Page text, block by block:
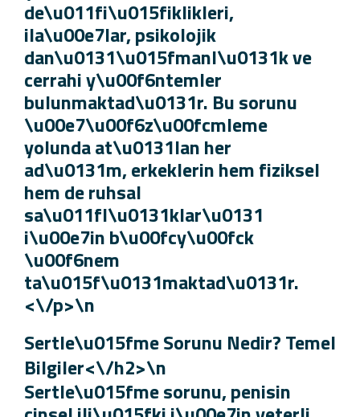
de\u011fi\u015fiklikleri,
ila\u00e7lar, psikolojik
dan\u0131\u015fmanl\u0131k ve
cerrahi y\u00f6ntemler
bulunmaktad\u0131r. Bu sorunu
\u00e7\u00f6z\u00fcmleme
yolunda at\u0131lan her
ad\u0131m, erkeklerin hem fiziksel
hem de ruhsal
sa\u011fl\u0131klar\u0131
i\u00e7in b\u00fcy\u00fck
\u00f6nem
ta\u015f\u0131maktad\u0131r.
<\/p>\n
Sertle\u015fme Sorunu Nedir?
Bilgiler<\/h2>\n
Sertle\u015fme sorunu, penisin